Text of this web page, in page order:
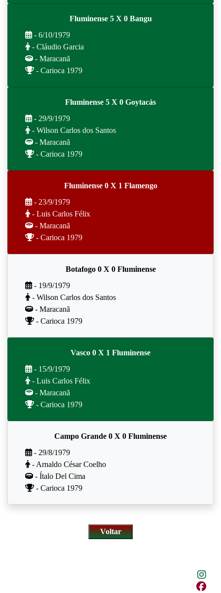
Fluminense 5 X 0 Bangu
- 6/10/1979
- Cláudio Garcia
- Maracanã
- Carioca 1979
Fluminense 5 X 0 Goytacás
- 29/9/1979
- Wilson Carlos dos Santos
- Maracanã
- Carioca 1979
Fluminense 0 X 1 Flamengo
- 23/9/1979
- Luis Carlos Félix
- Maracanã
- Carioca 1979
Botafogo 0 X 0 Fluminense
- 19/9/1979
- Wilson Carlos dos Santos
- Maracanã
- Carioca 1979
Vasco 0 X 1 Fluminense
- 15/9/1979
- Luis Carlos Félix
- Maracanã
- Carioca 1979
Campo Grande 0 X 0 Fluminense
- 29/8/1979
- Arnaldo César Coelho
- Ítalo Del Cima
- Carioca 1979